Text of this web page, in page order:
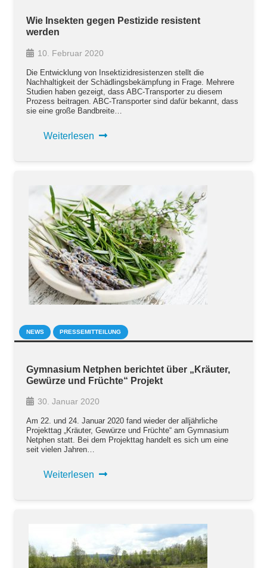
Wie Insekten gegen Pestizide resistent
werden
10. Februar 2020
Die Entwicklung von Insektizidresistenzen stellt die
Nachhaltigkeit der Schädlingsbekämpfung in Frage. Mehrere
Studien haben gezeigt, dass ABC-Transporter zu diesem
Prozess beitragen. ABC-Transporter sind dafür bekannt, dass
sie eine große Bandbreite…
Weiterlesen
NEWS PRESSEMITTEILUNG
Gymnasium Netphen berichtet über „Kräuter,
Gewürze und Früchte“ Projekt
30. Januar 2020
Am 22. und 24. Januar 2020 fand wieder der alljährliche
Projekttag „Kräuter, Gewürze und Früchte“ am Gymnasium
Netphen statt. Bei dem Projekttag handelt es sich um eine
seit vielen Jahren…
Weiterlesen